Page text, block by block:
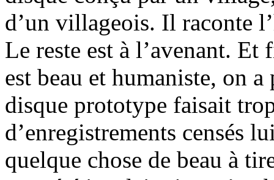
d’un villageois. Il raconte
Le reste est à l’avenant.
est beau et humaniste, on
disque prototype faisait
d’enregistrements censés
quelque chose de beau à